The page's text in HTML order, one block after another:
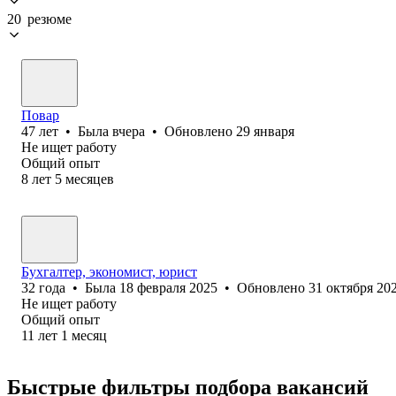
20 резюме
Повар
47 лет • Была вчера • Обновлено 29 января
Не ищет работу
Общий опыт
8 лет 5 месяцев
Бухгалтер, экономист, юрист
32 года • Была 18 февраля 2025 • Обновлено 31 октября
Не ищет работу
Общий опыт
11 лет 1 месяц
Быстрые фильтры подбора вакансий